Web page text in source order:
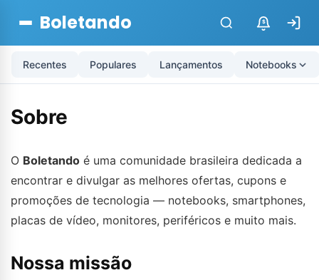
Boletando $
Recentes Populares Lançamentos Notebooks
Sobre
O Boletando é uma comunidade brasileira dedicada a
encontrar e divulgar as melhores ofertas, cupons e
promoções de tecnologia — notebooks, smartphones,
placas de vídeo, monitores, periféricos e muito mais.
Nossa missão